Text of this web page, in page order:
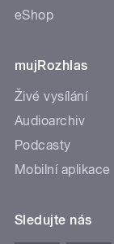
eShop
mujRozhlas
Živé vysílání
Audioarchiv
Podcasty
Mobilní aplikace
Sledujte nás